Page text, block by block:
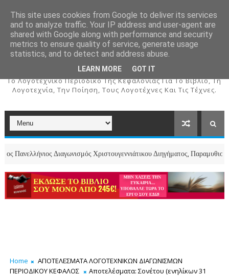
ΚΕΦΑΛΟΣ
To Λογοτεχνικό Περιοδικό Της Κεφαλονιάς Για Το Βιβλίο, Τη
Λογοτεχνία, Την Ποίηση, Τους Λογοτέχνες Και Τις Τέχνες.
Διαγωνισμός Χριστουγεννιάτικου Διηγήματος, Παραμυθιού και
Home
ΑΠΟΤΕΛΕΣΜΑΤΑ ΛΟΓΟΤΕΧΝΙΚΩΝ ΔΙΑΓΩΝΙΣΜΩΝ
ΠΕΡΙΟΔΙΚΟΥ ΚΕΦΑΛΟΣ
Αποτελέσματα: Σονέτου (ενηλίκων 31
This site uses cookies from Google to deliver its services
and to analyze traffic. Your IP address and user-agent are
shared with Google along with performance and security
metrics to ensure quality of service, generate usage
statistics, and to detect and address abuse.
LEARN MORE GOT IT